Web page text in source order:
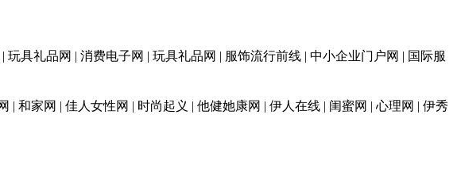
具礼品网 | 消费电子网 | 玩具礼品网 | 服饰流行前线 | 中小企业门户网 | 国际服
和家网 | 佳人女性网 | 时尚起义 | 他健她康网 | 伊人在线 | 闺蜜网 | 心理网 | 伊秀